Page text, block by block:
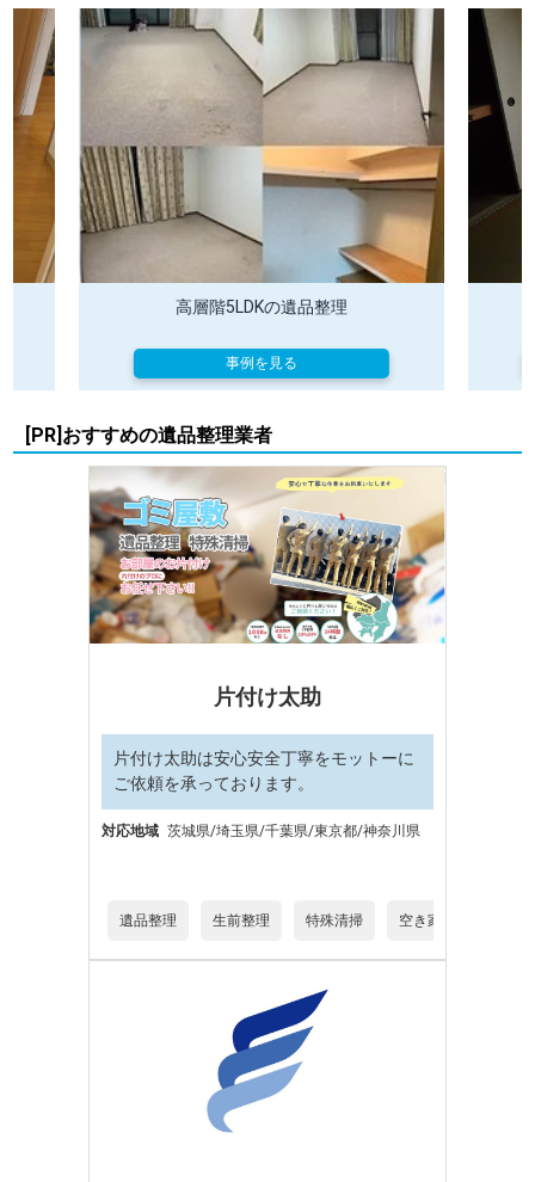
高層階5LDKの遺品整理
事例を見る
[PR]おすすめの遺品整理業者
片付け太助
片付け太助は安心安全丁寧をモットーに
ご依頼を承っております。
対応地域 茨城県/埼玉県/千葉県/東京都/神奈川県
遺品整理 生前整理 特殊清掃 空き家片付け